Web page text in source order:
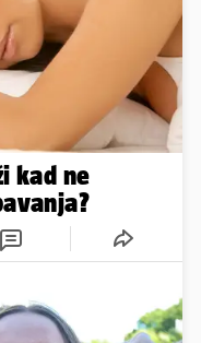
kad ne